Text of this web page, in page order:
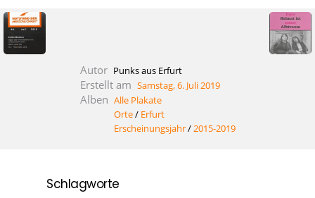
Autor Punks aus Erfurt
Erstellt am Samstag, 6. Juli 2019
Alben Alle Plakate
Orte/ Erfurt
Erscheinungsjahr/2015-2019
Schlagworte